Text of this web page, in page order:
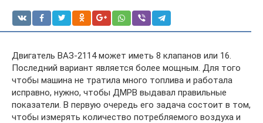
Двигатель ВАЗ-2114 может иметь 8 клапанов или 16.
Последний вариант является более мощным. Для того
чтобы машина не тратила много топлива и работала
исправно, нужно, чтобы ДМРВ выдавал правильные
показатели. В первую очередь его задача состоит в том,
чтобы измерять количество потребляемого воздуха и